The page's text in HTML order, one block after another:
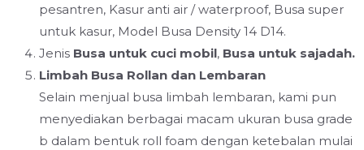
pesantren, Kasur anti air / waterproof, Busa super
untuk kasur, Model Busa Density 14 D14.
Jenis Busa untuk cuci mobil, Busa untuk sajadah.
Limbah Busa Rollan dan Lembaran
Selain menjual busa limbah lembaran, kami pun
menyediakan berbagai macam ukuran busa grade
b dalam bentuk roll foam dengan ketebalan mulai